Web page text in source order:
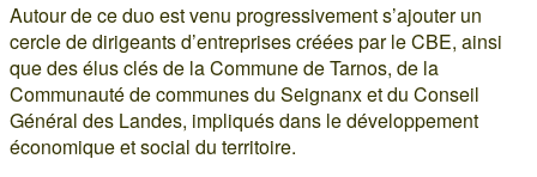
Autour de ce duo est venu progressivement s’ajouter un
cercle de dirigeants d’entreprises créées par le CBE, ainsi
que des élus clés de la Commune de Tarnos, de la
Communauté de communes du Seignanx et du Conseil
Général des Landes, impliqués dans le développement
économique et social du territoire.